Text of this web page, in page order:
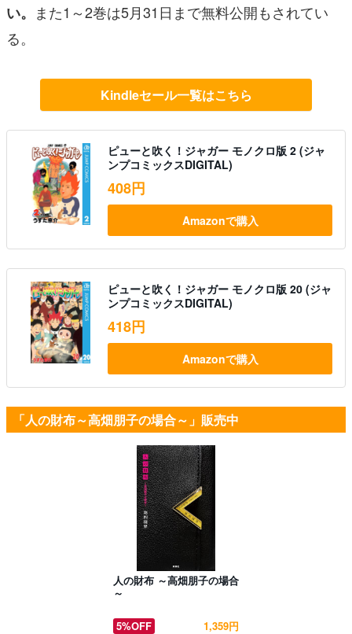
い。 また1～2巻は5月31日まで無料公開もされてい
る。
Kindleセール一覧はこちら
ピューと吹く！ジャガー モノクロ版 2 (ジャ
ンプコミックスDIGITAL)
408円
Amazonで購入
ピューと吹く！ジャガー モノクロ版 20 (ジャ
ンプコミックスDIGITAL)
418円
Amazonで購入
「人の財布～高畑朋子の場合～」販売中
人の財布 ～高畑朋子の場合
～
5%OFF 1,359円